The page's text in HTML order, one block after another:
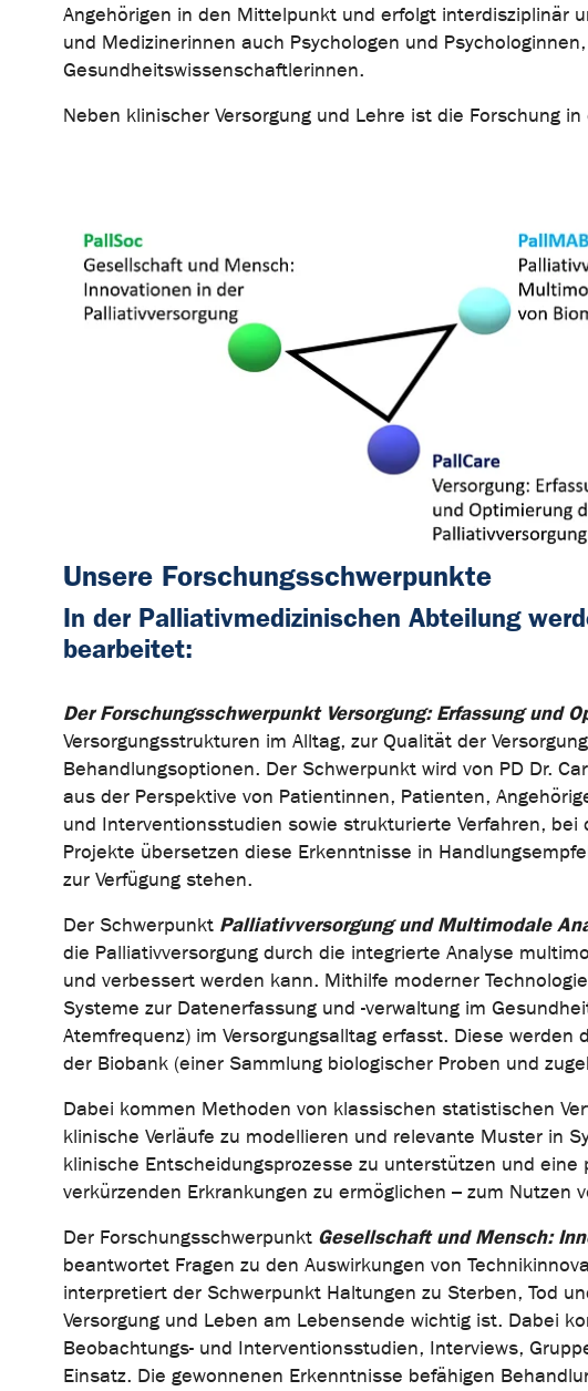
Angehörigen in den Mittelpunkt und erfolgt interdisziplinär
und Medizinerinnen auch Psychologen und
Gesundheitswissenschaftlerinnen.
Neben klinischer Versorgung und Lehre ist die Forschung
Unsere Forschungsschwerpunkte
In der Palliativmedizinischen Abteilung
bearbeitet:
Der Forschungsschwerpunkt Versorgung: Erfassung und
Versorgungsstrukturen im Alltag, zur Qualität der
Behandlungsoptionen. Der Schwerpunkt wird von PD Dr.
aus der Perspektive von Patientinnen, Patienten,
und Interventionsstudien sowie strukturierte Verfahren,
Projekte übersetzen diese Erkenntnisse in
zur Verfügung stehen.
Der Schwerpunkt Palliativversorgung und Multimodale
die Palliativversorgung durch die integrierte Analyse
und verbessert werden kann. Mithilfe moderner
Systeme zur Datenerfassung und -verwaltung im
Atemfrequenz) im Versorgungsalltag erfasst. Diese
der Biobank (einer Sammlung biologischer Proben und
Dabei kommen Methoden von klassischen statistischen
klinische Verläufe zu modellieren und relevante Muster in
klinische Entscheidungsprozesse zu unterstützen und
verkürzenden Erkrankungen zu ermöglichen – zum Nutzen
Der Forschungsschwerpunkt Gesellschaft und Mensch:
beantwortet Fragen zu den Auswirkungen von
interpretiert der Schwerpunkt Haltungen zu Sterben, Tod
Versorgung und Leben am Lebensende wichtig ist. Dabei
Beobachtungs- und Interventionsstudien, Interviews,
Einsatz. Die gewonnenen Erkenntnisse befähigen